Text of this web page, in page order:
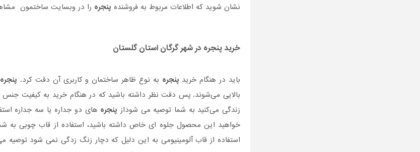
نشان شوید که اطلاعات مربوط به فروشنده پنجره را در وبسایت ساختمون
خرید پنجره در شهر گرگان استان گلستان
باید در هنگام خرید پنجره به نوع ظاهر ساختمان و کاربری آن دقت کرد. پنجره
بالایی می‌شوند. پس دقت نظر داشته باشید که در هنگام خرید به کیفیت جنس
زندگی می‌کنید به شما توصیه می شوداز پنجره های دو جداره یا سه جداره
خواهید این محصول جلوه ای خاص داشته باشید، استفاده از قاب چوبی به
استفاده از قاب آلومینیومی به این دلیل که دچار زنگ زدگی نمی شود